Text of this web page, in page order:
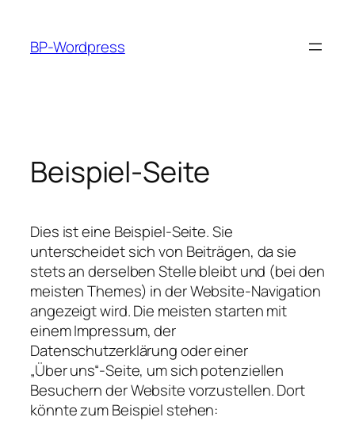
springen
BP-Wordpress
Beispiel-Seite
Dies ist eine Beispiel-Seite. Sie
unterscheidet sich von Beiträgen, da sie
stets an derselben Stelle bleibt und (bei den
meisten Themes) in der Website-Navigation
angezeigt wird. Die meisten starten mit
einem Impressum, der
Datenschutzerklärung oder einer
„Über uns“-Seite, um sich potenziellen
Besuchern der Website vorzustellen. Dort
könnte zum Beispiel stehen: